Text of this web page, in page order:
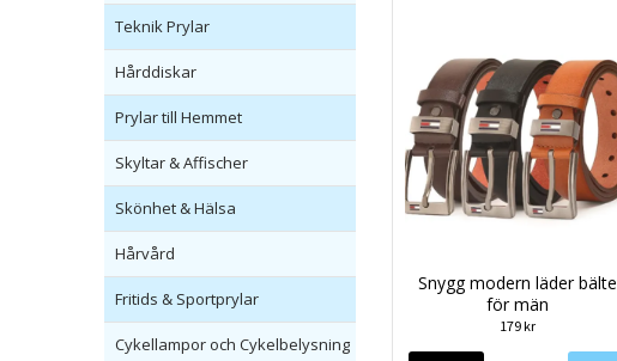
Teknik Prylar
Hårddiskar
Prylar till Hemmet
Skyltar & Affischer
Skönhet & Hälsa
Hårvård
Fritids & Sportprylar
Cykellampor och Cykelbelysning
Snygg modern läder bälte
för män
179 kr